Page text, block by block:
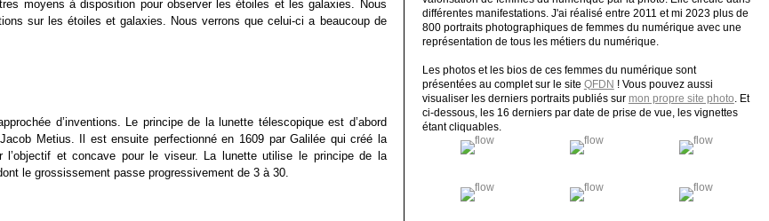
moyens à disposition pour observer les étoiles et les galaxies. Nous
sur les étoiles et galaxies. Nous verrons que celui-ci a beaucoup de
d’inventions. Le principe de la lunette télescopique est d’abord
Metius. Il est ensuite perfectionné en 1609 par Galilée qui créé la
l’objectif et concave pour le viseur. La lunette utilise le principe de la
le grossissement passe progressivement de 3 à 30.
différentes manifestations. J'ai réalisé entre 2011 et mi 2023 plus de
800 portraits photographiques de femmes du numérique avec une
représentation de tous les métiers du numérique.
Les photos et les bios de ces femmes du numérique sont
présentées au complet sur le site QFDN ! Vous pouvez aussi
visualiser les derniers portraits publiés sur mon propre site photo . Et
ci-dessous, les 16 derniers par date de prise de vue, les vignettes
étant cliquables.